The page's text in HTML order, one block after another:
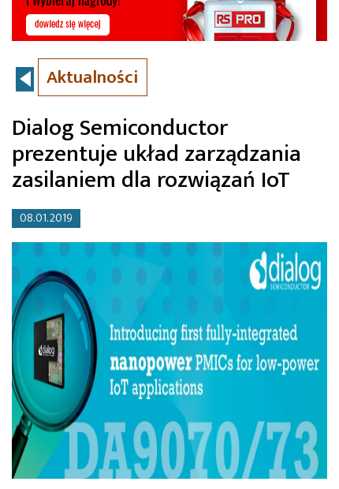
Aktualności
Dialog Semiconductor
prezentuje układ zarządzania
zasilaniem dla rozwiązań IoT
08.01.2019